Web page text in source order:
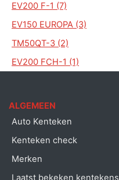
EV200 F-1 (7)
EV150 EUROPA (3)
TM50QT-3 (2)
EV200 FCH-1 (1)
ALGEMEEN
Auto Kenteken
Kenteken check
Merken
Laatst bekeken kentekens